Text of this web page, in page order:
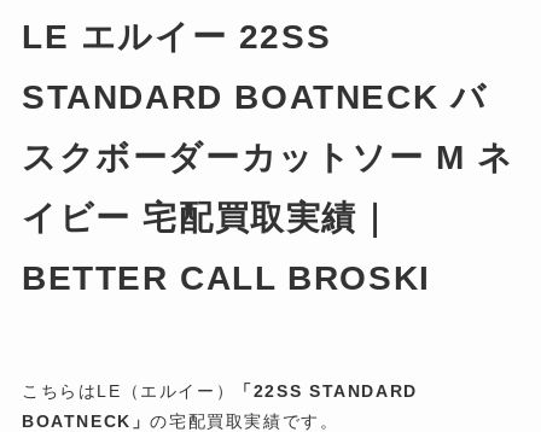
LE エルイー 22SS
STANDARD BOATNECK バ
スクボーダーカットソー M ネ
イビー 宅配買取実績｜
BETTER CALL BROSKI
こちらはLE（エルイー）
「22SS STANDARD
BOATNECK」の宅配買取実績です。